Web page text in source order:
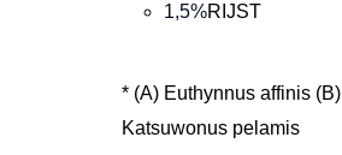
1,5%RIJST
* (A) Euthynnus affinis (B)
Katsuwonus pelamis